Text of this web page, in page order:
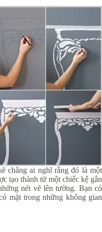
chẳng ai nghĩ rằng đó là một
tạo thành từ một chiếc kệ gắn
nét vẽ lên tường. Bạn có
mặt trong những không gian